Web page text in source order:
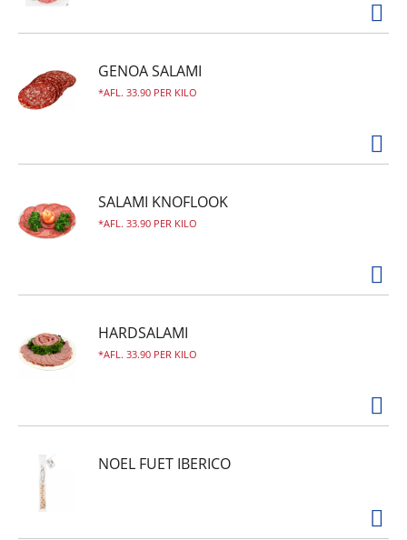
GENOA SALAMI
AFL. 33.90 PER KILO
SALAMI KNOFLOOK
AFL. 33.90 PER KILO
HARDSALAMI
AFL. 33.90 PER KILO
NOEL FUET IBERICO